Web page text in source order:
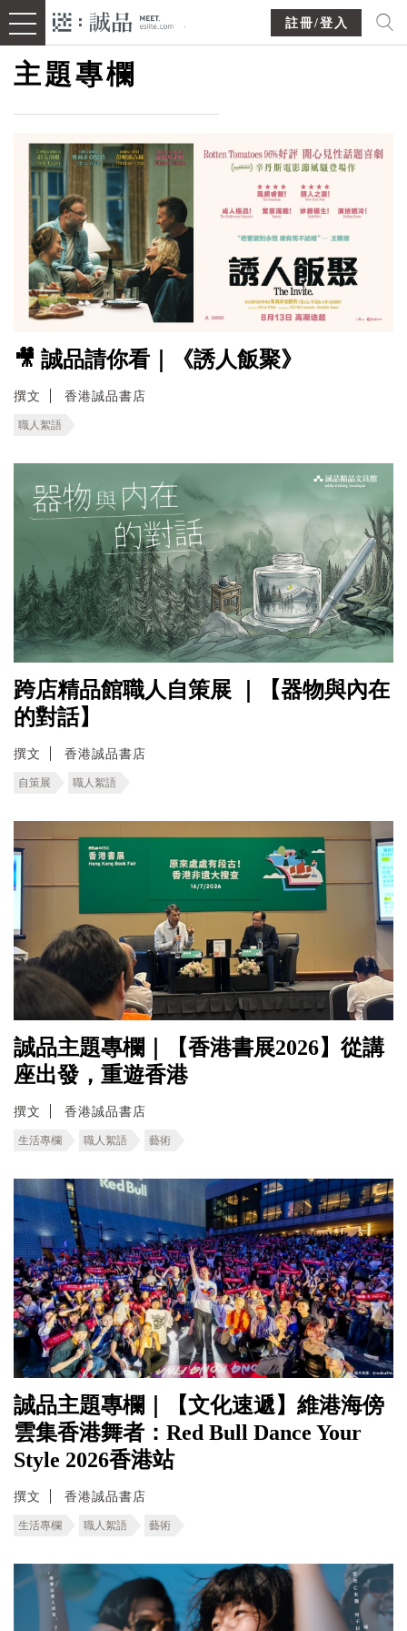
註冊/登入
主題專欄
🎥 誠品請你看｜《誘人飯聚》
撰文 香港誠品書店
職人絮語
跨店精品館職人自策展 ｜【器物與內在
的對話】
撰文 香港誠品書店
自策展 職人絮語
誠品主題專欄｜【香港書展2026】從講
座出發，重遊香港
撰文 香港誠品書店
生活專欄 職人絮語 藝術
誠品主題專欄｜【文化速遞】維港海傍
雲集香港舞者：Red Bull Dance Your
Style 2026香港站
撰文 香港誠品書店
生活專欄 職人絮語 藝術